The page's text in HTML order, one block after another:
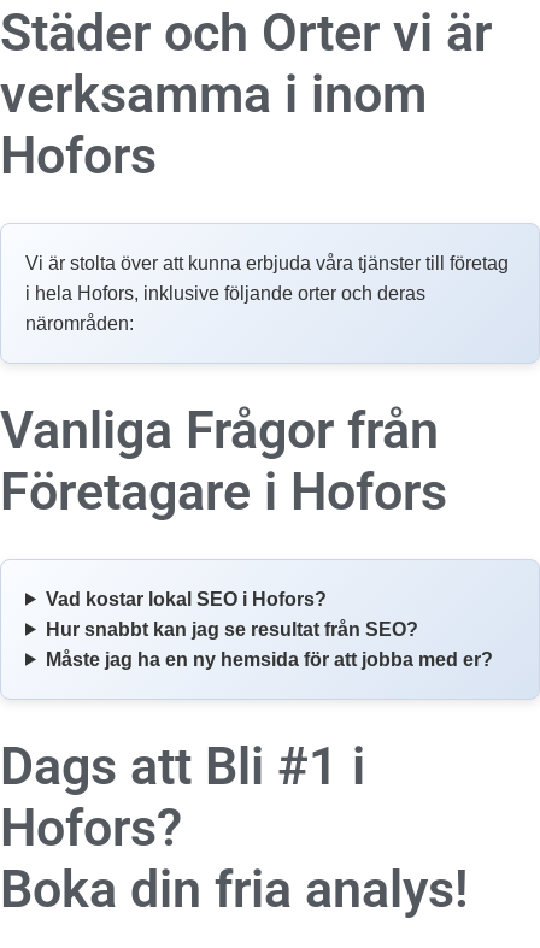
Städer och Orter vi är
verksamma i inom
Hofors
Vi är stolta över att kunna erbjuda våra tjänster till företag
i hela Hofors, inklusive följande orter och deras
närområden:
Vanliga Frågor från
Företagare i Hofors
Vad kostar lokal SEO i Hofors?
Hur snabbt kan jag se resultat från SEO?
Måste jag ha en ny hemsida för att jobba med er?
Dags att Bli #1 i
Hofors?
Boka din fria analys!